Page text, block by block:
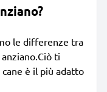
le differenze tra
ti
è il più adatto